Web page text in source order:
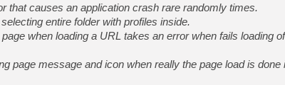
that causes an application crash rare randomly times.
entire folder with profiles inside.
when loading a URL takes an error when fails loading
page message and icon when really the page load is done